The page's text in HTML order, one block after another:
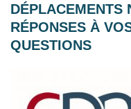
DÉPLACEMENTS
RÉPONSES À
QUESTIONS